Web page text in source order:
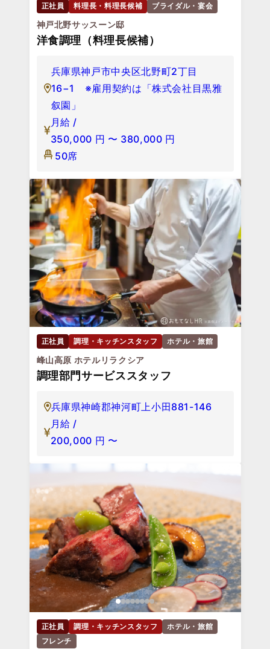
正社員 料理長・料理長候補 ブライダル・宴会
神戸北野サッスーン邸
洋食調理（料理長候補）
兵庫県神戸市中央区北野町2丁目
16−1 ※雇用契約は「株式会社目黒雅
叙園」
月給 /
350,000 円 〜 380,000 円
50席
正社員 調理・キッチンスタッフ ホテル・旅館
峰山高原 ホテルリラクシア
調理部門サービススタッフ
兵庫県神崎郡神河町上小田881-146
月給 /
200,000 円 〜
正社員 調理・キッチンスタッフ
ホテル・旅館
フレンチ